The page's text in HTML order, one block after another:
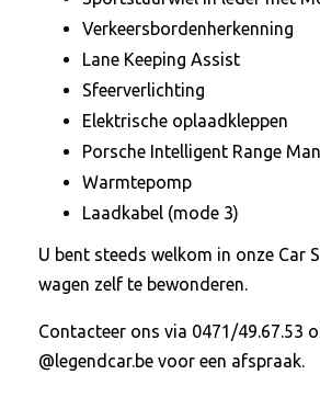
Verkeersbordenherkenning
Lane Keeping Assist
Sfeerverlichting
Elektrische oplaadkleppen
Porsche Intelligent Range
Warmtepomp
Laadkabel (mode 3)
U bent steeds welkom in onze Car
wagen zelf te bewonderen.
Contacteer ons via 0471/49.67.53
@legendcar.be voor een afspraak.